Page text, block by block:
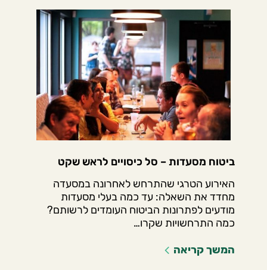
ביטוח מסעדות – סל כיסויים לראש שקט
האירוע הטרגי שהתרחש לאחרונה במסעדה
מחדד את השאלה: עד כמה בעלי מסעדות
מודעים לפתרונות הביטוח העומדים לרשותם?
כמה התרחשויות שקרו…
המשך קריאה